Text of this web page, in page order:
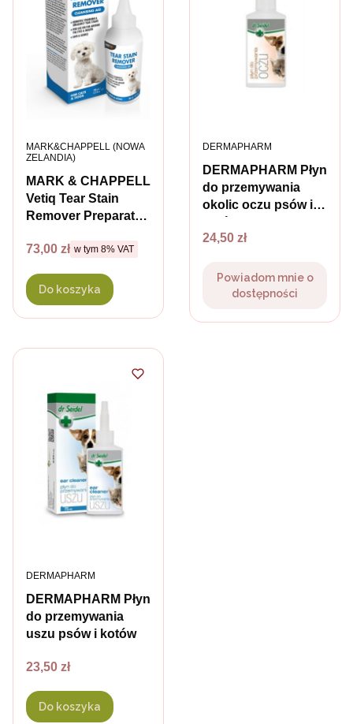
MARK & CHAPPELL
Vetiq Tear Stain
Remover Preparat
przebarwień wokół
100 ml
PRODUCENT
MARK&CHAPPELL (NOWA
ZELANDIA)
Cena brutto
73,00 zł w tym %s VAT
w tym 8% VAT
Do koszyka
DERMAPHARM Płyn
do przemywania
okolic oczu psów i
PRODUCENT
DERMAPHARM
Cena
24,50 zł
Powiadom mnie o
dostępności
DERMAPHARM Płyn
do przemywania
uszu psów i kotów
PRODUCENT
DERMAPHARM
Cena
23,50 zł
Do koszyka